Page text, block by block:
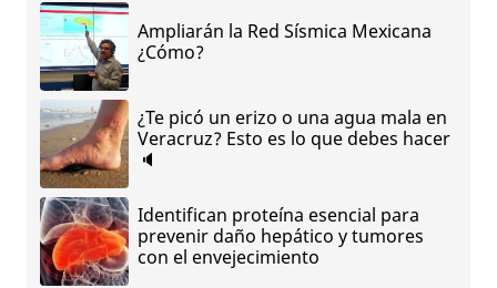
Ampliarán la Red Sísmica Mexicana
¿Cómo?
¿Te picó un erizo o una agua mala en
Veracruz? Esto es lo que debes hacer
🔈
Identifican proteína esencial para
prevenir daño hepático y tumores
con el envejecimiento